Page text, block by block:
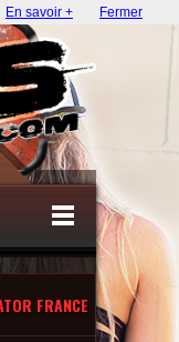
FRANCE
En savoir + Fermer